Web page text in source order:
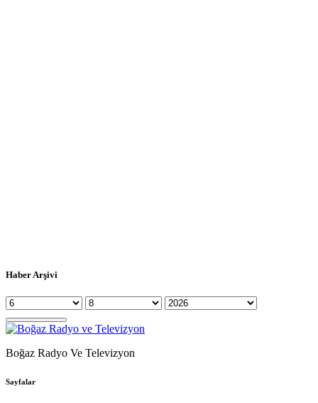
Haber Arşivi
Boğaz Radyo Ve Televizyon
Sayfalar